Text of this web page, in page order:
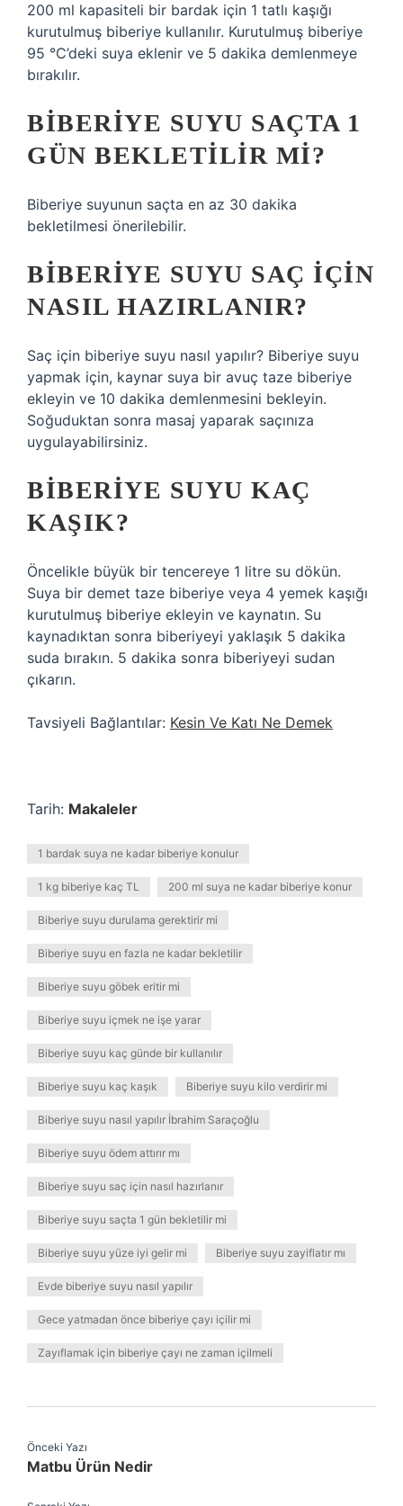
200 ml kapasiteli bir bardak için 1 tatlı kaşığı
kurutulmuş biberiye kullanılır. Kurutulmuş biberiye
95 °C’deki suya eklenir ve 5 dakika demlenmeye
bırakılır.
BIBERIYE SUYU SAÇTA 1
GÜN BEKLETILIR MI?
Biberiye suyunun saçta en az 30 dakika
bekletilmesi önerilebilir.
BIBERIYE SUYU SAÇ IÇIN
NASIL HAZIRLANIR?
Saç için biberiye suyu nasıl yapılır? Biberiye suyu
yapmak için, kaynar suya bir avuç taze biberiye
ekleyin ve 10 dakika demlenmesini bekleyin.
Soğuduktan sonra masaj yaparak saçınıza
uygulayabilirsiniz.
BIBERIYE SUYU KAÇ
KAŞIK?
Öncelikle büyük bir tencereye 1 litre su dökün.
Suya bir demet taze biberiye veya 4 yemek kaşığı
kurutulmuş biberiye ekleyin ve kaynatın. Su
kaynadıktan sonra biberiyeyi yaklaşık 5 dakika
suda bırakın. 5 dakika sonra biberiyeyi sudan
çıkarın.
Tavsiyeli Bağlantılar: Kesin Ve Katı Ne Demek
Tarih: Makaleler
1 bardak suya ne kadar biberiye konulur
1 kg biberiye kaç TL 200 ml suya ne kadar biberiye konur
Biberiye suyu durulama gerektirir mi
Biberiye suyu en fazla ne kadar bekletilir
Biberiye suyu göbek eritir mi
Biberiye suyu içmek ne işe yarar
Biberiye suyu kaç günde bir kullanılır
Biberiye suyu kaç kaşık Biberiye suyu kilo verdirir mi
Biberiye suyu nasıl yapılır İbrahim Saraçoğlu
Biberiye suyu ödem attırır mı
Biberiye suyu saç için nasıl hazırlanır
Biberiye suyu saçta 1 gün bekletilir mi
Biberiye suyu yüze iyi gelir mi Biberiye suyu zayiflatır mı
Evde biberiye suyu nasıl yapılır
Gece yatmadan önce biberiye çayı içilir mi
Zayıflamak için biberiye çayı ne zaman içilmeli
Önceki Yazı
Matbu Ürün Nedir